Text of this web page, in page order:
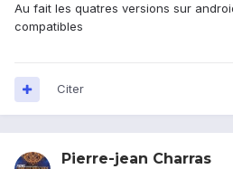
Au fait les quatres versions sur
compatibles
Citer
Pierre-jean Charras